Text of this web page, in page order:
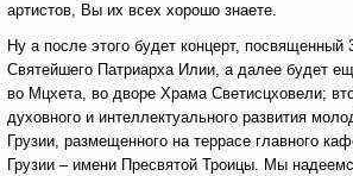
артистов, Вы их всех хорошо знаете.
Ну а после этого будет концерт, посвященный
Святейшего Патриарха Илии, а далее будет
во Мцхета, во дворе Храма Светисцховели;
духовного и интеллектуального развития
Грузии, размещенного на террасе главного
Грузии – имени Пресвятой Троицы. Мы